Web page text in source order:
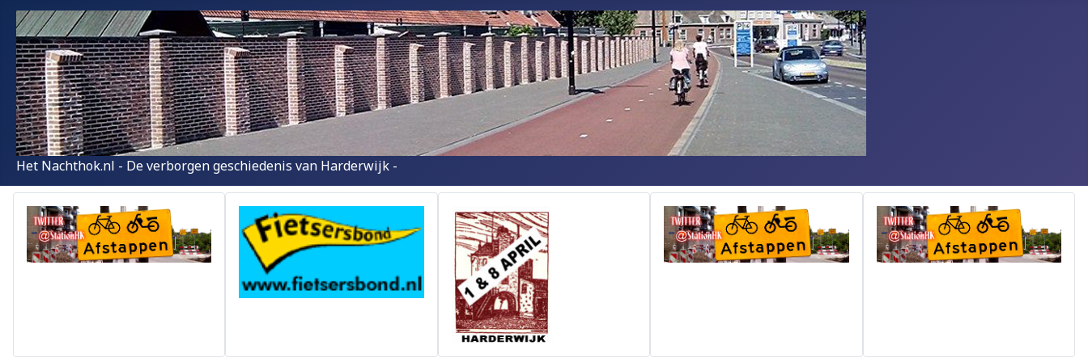
Het Nachthok.nl - De verborgen geschiedenis van Harderwijk -